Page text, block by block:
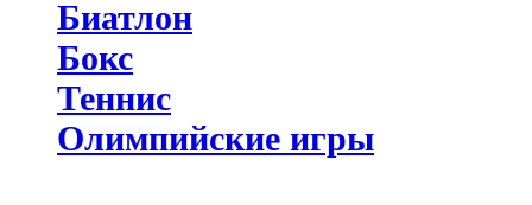
Биатлон
Бокс
Теннис
Олимпийские игры